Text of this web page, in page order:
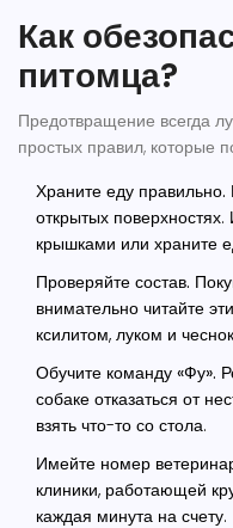
Как
питомца?
Предотвращение всегда
простых правил, которые
Храните еду правильно.
открытых
крышками или храните
Проверяйте состав.
внимательно читайте
ксилитом, луком и
Обучите команду «Фу».
собаке отказаться от
взять что-то со стола.
Имейте номер
клиники, работающей
каждая минута на счету.